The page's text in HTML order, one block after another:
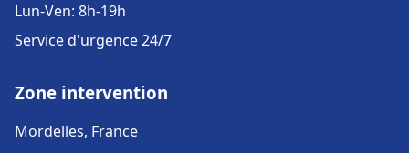
Lun-Ven: 8h-19h
Service d'urgence 24/7
Zone intervention
Mordelles, France